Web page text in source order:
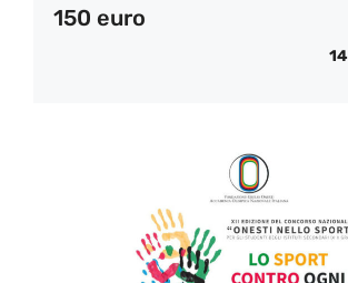
150 euro